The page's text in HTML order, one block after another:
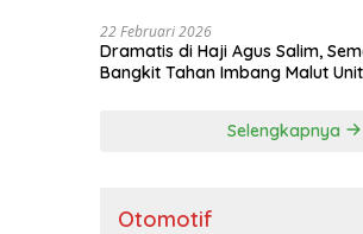
22 Februari 2026
Dramatis di Haji Agus Salim,
Bangkit Tahan Imbang Malut
Selengkapnya
Otomotif